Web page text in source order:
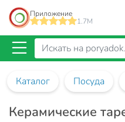
Приложение
1.7M
Каталог Посуда
Керамические